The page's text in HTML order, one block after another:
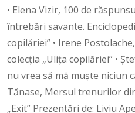
• Elena Vizir, 100 de
întrebări savante.
copilăriei” • Irene
colecția „Ulița copilăriei” •
nu vrea să mă muște niciun
Tănase, Mersul trenurilor
„Exit” Prezentări de: Liviu